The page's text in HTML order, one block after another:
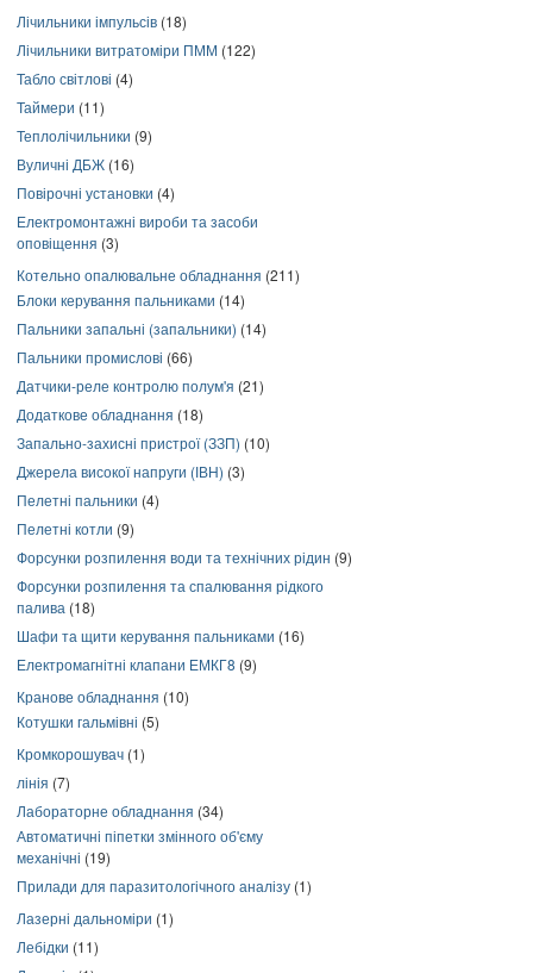
Лічильники імпульсів (18)
Лічильники витратоміри ПММ (122)
Табло світлові (4)
Таймери (11)
Теплолічильники (9)
Вуличні ДБЖ (16)
Повірочні установки (4)
Електромонтажні вироби та засоби
оповіщення (3)
Котельно опалювальне обладнання (211)
Блоки керування пальниками (14)
Пальники запальні (запальники) (14)
Пальники промислові (66)
Датчики-реле контролю полум'я (21)
Додаткове обладнання (18)
Запально-захисні пристрої (ЗЗП) (10)
Джерела високої напруги (ІВН) (3)
Пелетні пальники (4)
Пелетні котли (9)
Форсунки розпилення води та технічних рідин (9)
Форсунки розпилення та спалювання рідкого
палива (18)
Шафи та щити керування пальниками (16)
Електромагнітні клапани ЕМКГ8 (9)
Кранове обладнання (10)
Котушки гальмівні (5)
Кромкорошувач (1)
лінія (7)
Лабораторне обладнання (34)
Автоматичні піпетки змінного об'єму
механічні (19)
Прилади для паразитологічного аналізу (1)
Лазерні дальноміри (1)
Лебідки (11)